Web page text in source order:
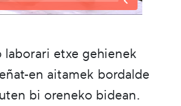
laborari etxe gehienek
en aitamek bordalde
bi oreneko bidean.